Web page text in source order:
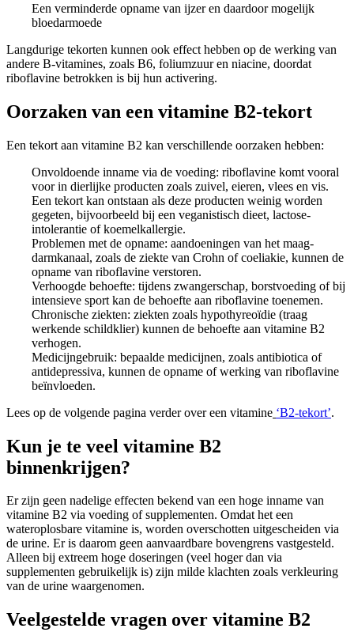
Een verminderde opname van ijzer en daardoor mogelijk
bloedarmoede
Langdurige tekorten kunnen ook effect hebben op de werking van
andere B-vitamines, zoals B6, foliumzuur en niacine, doordat
riboflavine betrokken is bij hun activering.
Oorzaken van een vitamine B2-tekort
Een tekort aan vitamine B2 kan verschillende oorzaken hebben:
Onvoldoende inname via de voeding: riboflavine komt vooral
voor in dierlijke producten zoals zuivel, eieren, vlees en vis.
Een tekort kan ontstaan als deze producten weinig worden
gegeten, bijvoorbeeld bij een veganistisch dieet, lactose-
intolerantie of koemelkallergie.
Problemen met de opname: aandoeningen van het maag-
darmkanaal, zoals de ziekte van Crohn of coeliakie, kunnen de
opname van riboflavine verstoren.
Verhoogde behoefte: tijdens zwangerschap, borstvoeding of bij
intensieve sport kan de behoefte aan riboflavine toenemen.
Chronische ziekten: ziekten zoals hypothyreoïdie (traag
werkende schildklier) kunnen de behoefte aan vitamine B2
verhogen.
Medicijngebruik: bepaalde medicijnen, zoals antibiotica of
antidepressiva, kunnen de opname of werking van riboflavine
beïnvloeden.
Lees op de volgende pagina verder over een vitamine ‘B2-tekort’.
Kun je te veel vitamine B2
binnenkrijgen?
Er zijn geen nadelige effecten bekend van een hoge inname van
vitamine B2 via voeding of supplementen. Omdat het een
wateroplosbare vitamine is, worden overschotten uitgescheiden via
de urine. Er is daarom geen aanvaardbare bovengrens vastgesteld.
Alleen bij extreem hoge doseringen (veel hoger dan via
supplementen gebruikelijk is) zijn milde klachten zoals verkleuring
van de urine waargenomen.
Veelgestelde vragen over vitamine B2